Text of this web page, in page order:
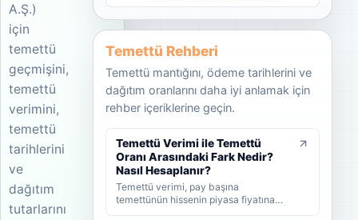
A.Ş.)
için
temettü
geçmişini,
temettü
verimini,
temettü
tarihlerini
ve
dağıtım
tutarlarını
Temettü Rehberi
Temettü mantığını, ödeme tarihlerini ve
dağıtım oranlarını daha iyi anlamak için
rehber içeriklerine geçin.
Temettü Verimi ile Temettü
Oranı Arasındaki Fark Nedir?
Nasıl Hesaplanır?
Temettü verimi, pay başına
temettünün hissenin piyasa fiyatına